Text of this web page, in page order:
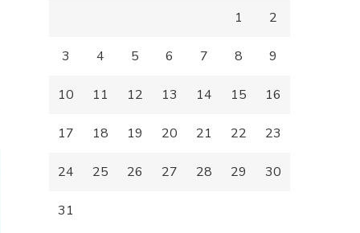
1 2
3 4 5 6 7 8 9
10 11 12 13 14 15 16
17 18 19 20 21 22 23
24 25 26 27 28 29 30
31